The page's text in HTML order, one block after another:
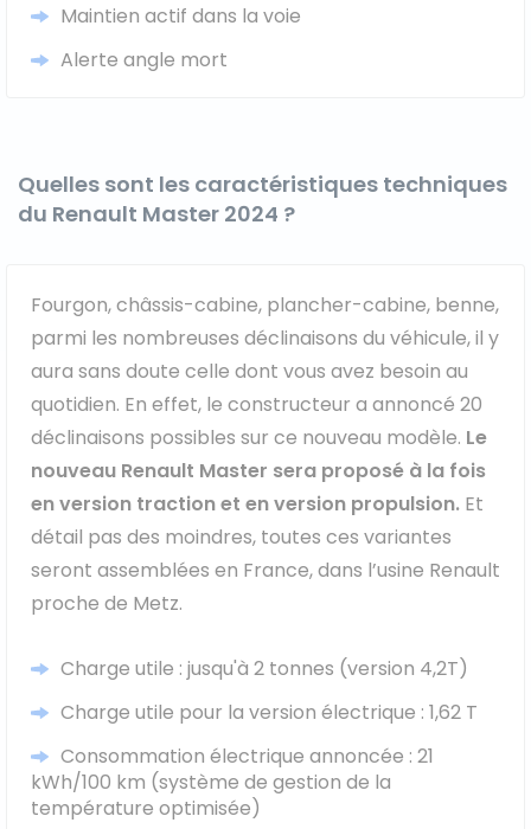
Maintien actif dans la voie
Alerte angle mort
Quelles sont les caractéristiques techniques
du Renault Master 2024 ?
Fourgon, châssis-cabine, plancher-cabine, benne,
parmi les nombreuses déclinaisons du véhicule, il y
aura sans doute celle dont vous avez besoin au
quotidien. En effet, le constructeur a annoncé 20
déclinaisons possibles sur ce nouveau modèle. Le
nouveau Renault Master sera proposé à la fois
en version traction et en version propulsion. Et
détail pas des moindres, toutes ces variantes
seront assemblées en France, dans l’usine Renault
proche de Metz.
Charge utile : jusqu'à 2 tonnes (version 4,2T)
Charge utile pour la version électrique : 1,62 T
Consommation électrique annoncée : 21
kWh/100 km (système de gestion de la
température optimisée)